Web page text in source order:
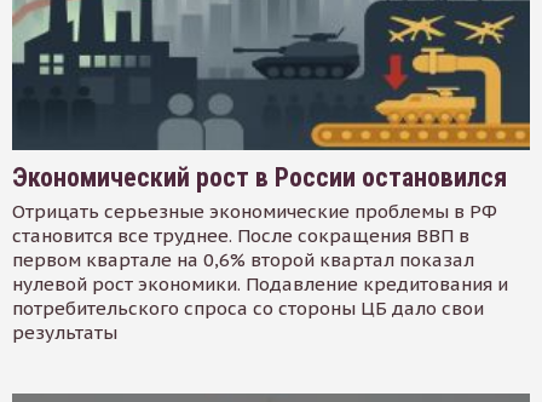
Экономический рост в России остановился
Отрицать серьезные экономические проблемы в РФ
становится все труднее. После сокращения ВВП в
первом квартале на 0,6% второй квартал показал
нулевой рост экономики. Подавление кредитования и
потребительского спроса со стороны ЦБ дало свои
результаты